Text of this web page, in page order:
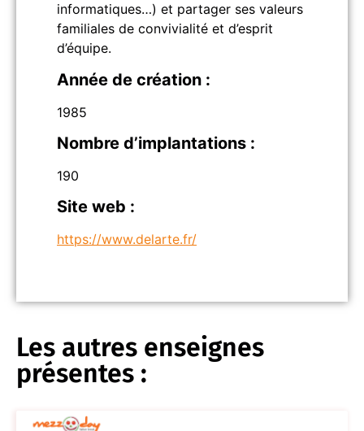
informatiques…) et partager ses valeurs
familiales de convivialité et d’esprit
d’équipe.
Année de création :
1985
Nombre d’implantations :
190
Site web :
https://www.delarte.fr/
Les autres enseignes
présentes :